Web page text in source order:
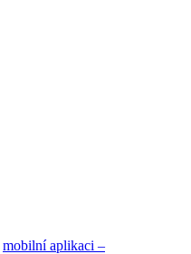
mobilní aplikaci –